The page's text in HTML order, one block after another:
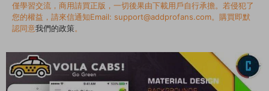
僅學習交流，商用請買正版，一切後果由下載用戶自行承擔。若侵犯了
您的權益，請來信通知Email: support@addprofans.com。購買即默
認同意我們的政策。